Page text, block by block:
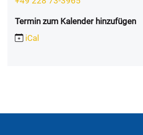
Termin zum Kalender hinzufügen
iCal